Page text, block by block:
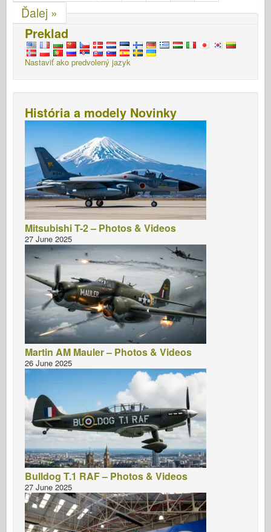
Ďalej »
Preklad
Nastaviť ako predvolený jazyk
História a modely Novinky
Mitsubishi T-2 – Photos & Videos
27 June 2025
Martin AM Mauler – Photos & Videos
26 June 2025
Bulldog T.1 RAF – Photos & Videos
27 June 2025